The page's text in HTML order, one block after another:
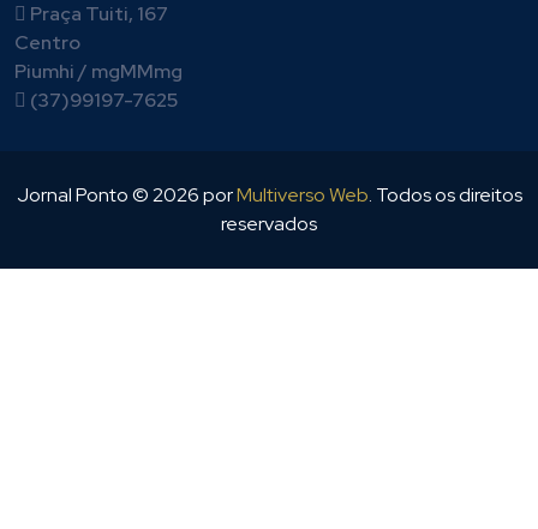
Praça Tuiti, 167
Centro
Piumhi / mgMMmg
(37)99197-7625
Jornal Ponto ©2026porMultiverso Web. Todos os direitos
reservados